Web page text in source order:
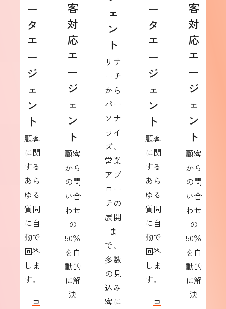
ー
タ
エ
ー
ジ
ェ
ン
ト
顧客
に関
する
あら
ゆる
質問
に自
動で
回答
しま
す。
コ
客
対
応
エ
ー
ジ
ェ
ン
ト
顧客
から
の問
い合
わせ
の
50％
を自
動的
に解
決
ェ
ン
ト
リサ
ーチ
から
パー
ソナ
ライ
ズ、
営業
アプ
ロー
チの
展開
ま
で、
多数
の見
込み
客に
ー
タ
エ
ー
ジ
ェ
ン
ト
顧客
に関
する
あら
ゆる
質問
に自
動で
回答
しま
す。
コ
客
対
応
エ
ー
ジ
ェ
ン
ト
顧客
から
の問
い合
わせ
の
50％
を自
動的
に解
決